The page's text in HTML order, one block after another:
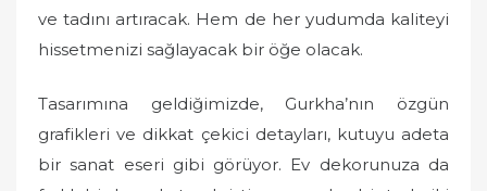
ve tadını artıracak. Hem de her yudumda kaliteyi
hissetmenizi sağlayacak bir öğe olacak.
Tasarımına geldiğimizde, Gurkha’nın özgün
grafikleri ve dikkat çekici detayları, kutuyu adeta
bir sanat eseri gibi görüyor. Ev dekorunuza da